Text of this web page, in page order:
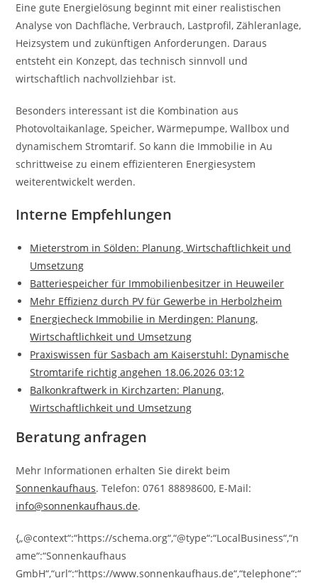
Eine gute Energielösung beginnt mit einer realistischen
Analyse von Dachfläche, Verbrauch, Lastprofil, Zähleranlage,
Heizsystem und zukünftigen Anforderungen. Daraus
entsteht ein Konzept, das technisch sinnvoll und
wirtschaftlich nachvollziehbar ist.
Besonders interessant ist die Kombination aus
Photovoltaikanlage, Speicher, Wärmepumpe, Wallbox und
dynamischem Stromtarif. So kann die Immobilie in Au
schrittweise zu einem effizienteren Energiesystem
weiterentwickelt werden.
Interne Empfehlungen
Mieterstrom in Sölden: Planung, Wirtschaftlichkeit und
Umsetzung
Batteriespeicher für Immobilienbesitzer in Heuweiler
Mehr Effizienz durch PV für Gewerbe in Herbolzheim
Energiecheck Immobilie in Merdingen: Planung,
Wirtschaftlichkeit und Umsetzung
Praxiswissen für Sasbach am Kaiserstuhl: Dynamische
Stromtarife richtig angehen 18.06.2026 03:12
Balkonkraftwerk in Kirchzarten: Planung,
Wirtschaftlichkeit und Umsetzung
Beratung anfragen
Mehr Informationen erhalten Sie direkt beim
Sonnenkaufhaus. Telefon: 0761 88898600, E-Mail:
info@sonnenkaufhaus.de.
{„@context“:“https://schema.org“,“@type“:“LocalBusiness“,“n
ame“:“Sonnenkaufhaus
GmbH“,“url“:“https://www.sonnenkaufhaus.de“,“telephone“:“